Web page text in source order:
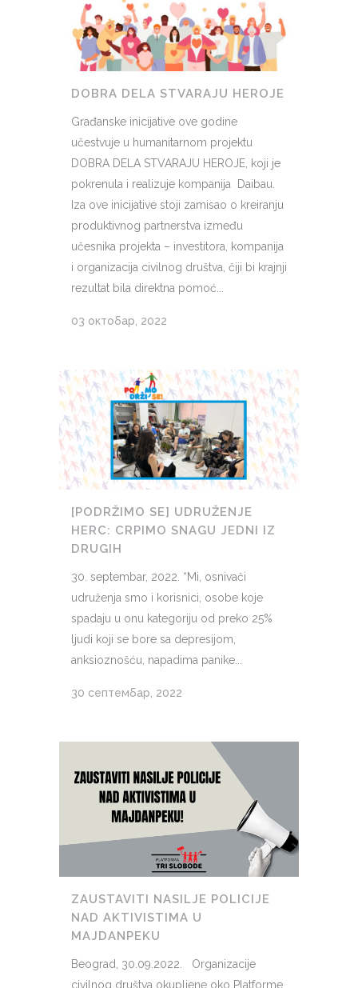
DOBRA DELA STVARAJU HEROJE
Građanske inicijative ove godine
učestvuje u humanitarnom projektu
DOBRA DELA STVARAJU HEROJE, koji je
pokrenula i realizuje kompanija Daibau.
Iza ove inicijative stoji zamisao o kreiranju
produktivnog partnerstva između
učesnika projekta – investitora, kompanija
i organizacija civilnog društva, čiji bi krajnji
rezultat bila direktna pomoć...
03 октобар, 2022
[PODRŽIMO SE] UDRUŽENJE
HERC: CRPIMO SNAGU JEDNI IZ
DRUGIH
30. septembar, 2022. “Mi, osnivači
udruženja smo i korisnici, osobe koje
spadaju u onu kategoriju od preko 25%
ljudi koji se bore sa depresijom,
anksioznošću, napadima panike...
30 септембар, 2022
ZAUSTAVITI NASILJE POLICIJE
NAD AKTIVISTIMA U
MAJDANPEKU
Beograd, 30.09.2022. Organizacije
civilnog društva okupljene oko Platforme